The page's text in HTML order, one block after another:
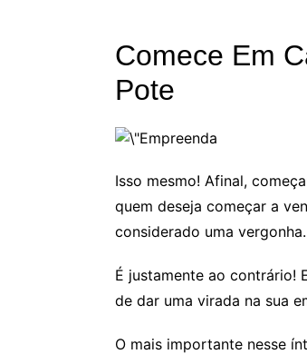
Comece Em
Pote
Isso mesmo! Afinal,
quem deseja começar a
considerado uma vergonha.
É justamente ao contrário!
de dar uma virada na sua
O mais importante nesse